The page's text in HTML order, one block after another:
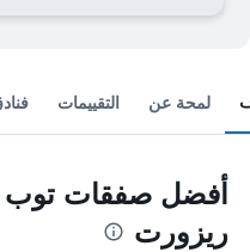
لمحة عن التقييمات
أفضل صفقات
ريزورت